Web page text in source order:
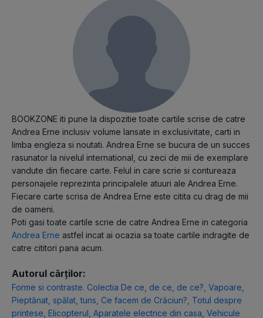
BOOKZONE iti pune la dispozitie toate cartile scrise de catre
Andrea Erne inclusiv volume lansate in exclusivitate, carti in
limba engleza si noutati. Andrea Erne se bucura de un succes
rasunator la nivelul international, cu zeci de mii de exemplare
vandute din fiecare carte. Felul in care scrie si contureaza
personajele reprezinta principalele atuuri ale Andrea Erne.
Fiecare carte scrisa de Andrea Erne este citita cu drag de mii
de oameni.
Poti gasi toate cartile scrie de catre Andrea Erne in categoria
Andrea Erne astfel incat ai ocazia sa toate cartile indragite de
catre cititori pana acum.
Autorul cărților:
Forme si contraste. Colectia De ce, de ce, de ce? Vapoare
Pieptănat, spălat, tuns Ce facem de Crăciun? Totul despre
printese Elicopterul Aparatele electrice din casa Vehicule